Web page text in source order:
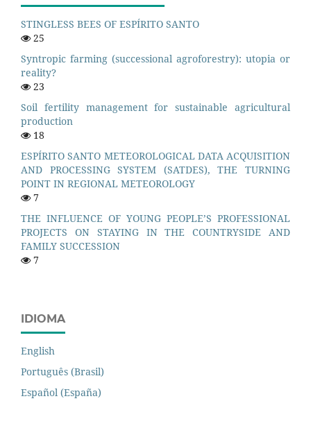
STINGLESS BEES OF ESPÍRITO SANTO
25
Syntropic farming (successional agroforestry): utopia or
reality?
23
Soil fertility management for sustainable agricultural
production
18
ESPÍRITO SANTO METEOROLOGICAL DATA ACQUISITION
AND PROCESSING SYSTEM (SATDES), THE TURNING
POINT IN REGIONAL METEOROLOGY
7
THE INFLUENCE OF YOUNG PEOPLE’S PROFESSIONAL
PROJECTS ON STAYING IN THE COUNTRYSIDE AND
FAMILY SUCCESSION
7
IDIOMA
English
Português (Brasil)
Español (España)